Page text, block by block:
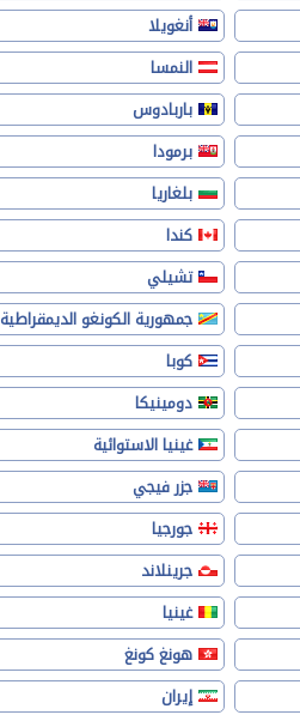
أنغويلا
النمسا
باربادوس
برمودا
بلغاريا
كندا
تشيلي
جمهورية الكونغو الديمقراطية
كوبا
دومينيكا
غينيا الاستوائية
جزر فيجي
جورجيا
جرينلاند
غينيا
هونغ كونغ
إيران